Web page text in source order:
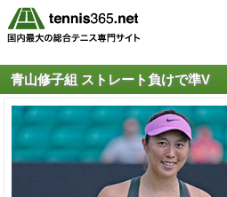
青山修子組 ストレート負けで準V